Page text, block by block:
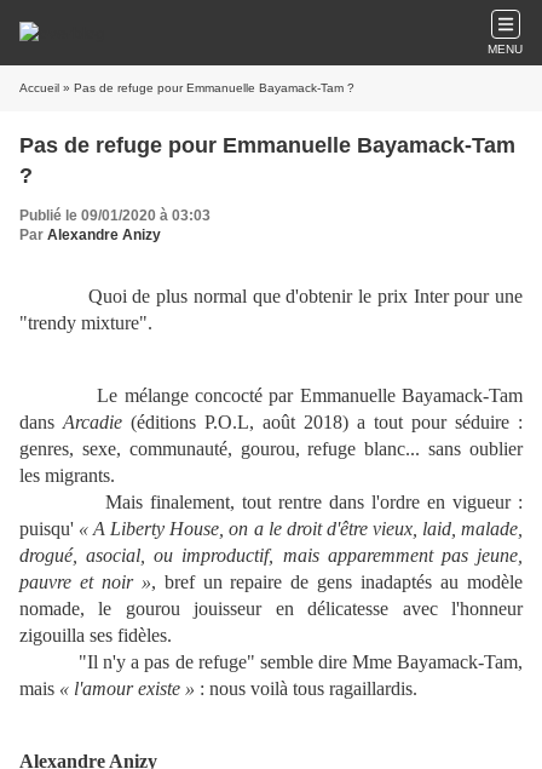
MENU
Accueil » Pas de refuge pour Emmanuelle Bayamack-Tam ?
Pas de refuge pour Emmanuelle Bayamack-Tam
?
Publié le 09/01/2020 à 03:03
Par Alexandre Anizy
Quoi de plus normal que d'obtenir le prix Inter pour une
"trendy mixture".
Le mélange concocté par Emmanuelle Bayamack-Tam
dans Arcadie (éditions P.O.L, août 2018) a tout pour séduire :
genres, sexe, communauté, gourou, refuge blanc... sans oublier
les migrants.
Mais finalement, tout rentre dans l'ordre en vigueur :
puisqu' « A Liberty House, on a le droit d'être vieux, laid, malade,
drogué, asocial, ou improductif, mais apparemment pas jeune,
pauvre et noir », bref un repaire de gens inadaptés au modèle
nomade, le gourou jouisseur en délicatesse avec l'honneur
zigouilla ses fidèles.
"Il n'y a pas de refuge" semble dire Mme Bayamack-Tam,
mais « l'amour existe » : nous voilà tous ragaillardis.
Alexandre Anizy